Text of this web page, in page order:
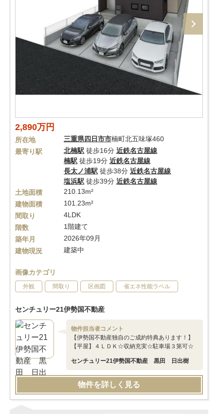
2,890万円
所在地 三重県四日市市楠町北五味塚460
最寄り駅
北楠駅 徒歩16分 近鉄名古屋線
楠駅 徒歩19分 近鉄名古屋線
長太ノ浦駅 徒歩38分 近鉄名古屋線
塩浜駅 徒歩39分 近鉄名古屋線
土地面積
210.13m²
建物面積
101.23m²
間取り
4LDK
階数
1階建て
築年月
2026年09月
建物現況
建築中
画像カテゴリ
外観 間取り 区画図 省エネ性能ラベル
センチュリー21伊勢国不動産
物件担当者コメント
【伊勢国不動産独自のご成約特典あります！】
【平屋】４ＬＤＫ☆収納充実☆駐車場３第可☆
センチュリー21伊勢国不動産 黒田 日出樹
物件を詳しく見る